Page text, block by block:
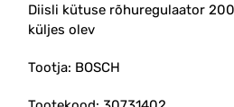
Diisli kütuse rõhuregulaator
küljes olev
Tootja: BOSCH